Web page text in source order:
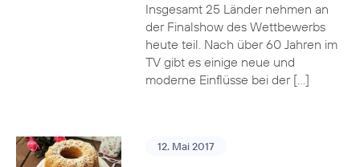
Insgesamt 25 Länder nehmen an
der Finalshow des Wettbewerbs
heute teil. Nach über 60 Jahren im
TV gibt es einige neue und
moderne Einflüsse bei der […]
12. Mai 2017